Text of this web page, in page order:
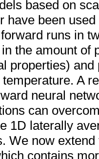
based on
have been
runs in
the amount of
properties)
A
neural
can
1D laterally
We now
contains